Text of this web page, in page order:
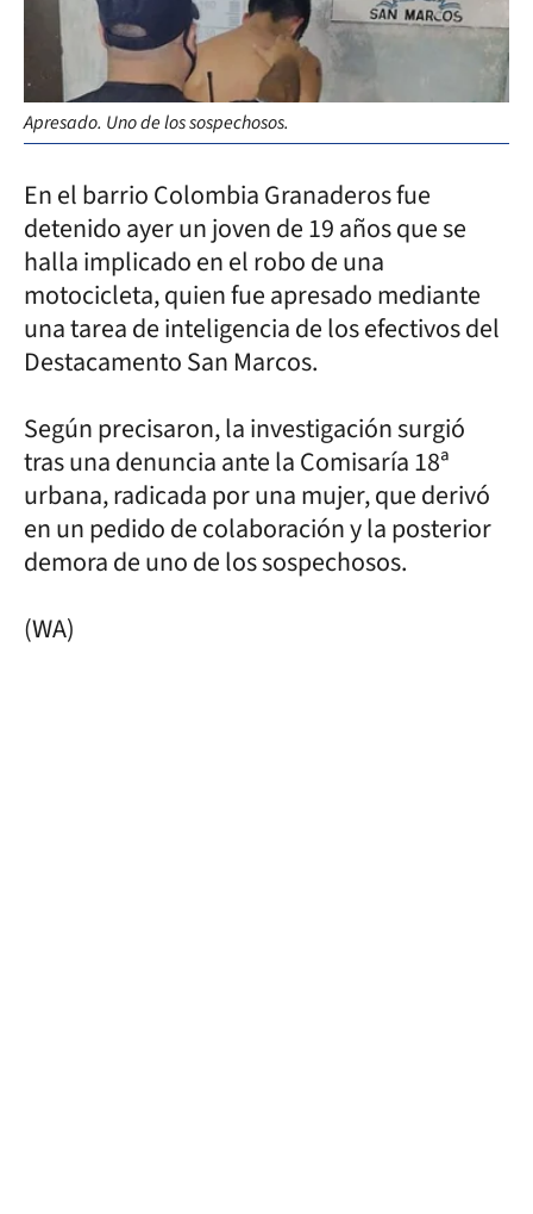
Apresado. Uno de los sospechosos.
En el barrio Colombia Granaderos fue
detenido ayer un joven de 19 años que se
halla implicado en el robo de una
motocicleta, quien fue apresado mediante
una tarea de inteligencia de los efectivos del
Destacamento San Marcos.
Según precisaron, la investigación surgió
tras una denuncia ante la Comisaría 18ª
urbana, radicada por una mujer, que derivó
en un pedido de colaboración y la posterior
demora de uno de los sospechosos.
(WA)